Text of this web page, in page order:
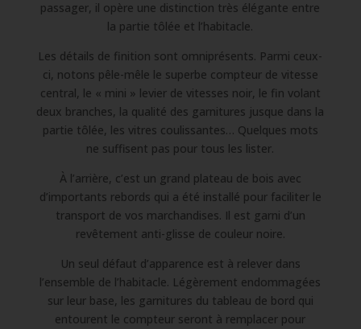
passager, il opère une distinction très élégante entre
la partie tôlée et l’habitacle.
Les détails de finition sont omniprésents. Parmi ceux-
ci, notons pêle-mêle le superbe compteur de vitesse
central, le « mini » levier de vitesses noir, le fin volant
deux branches, la qualité des garnitures jusque dans la
partie tôlée, les vitres coulissantes… Quelques mots
ne suffisent pas pour tous les lister.
À l’arrière, c’est un grand plateau de bois avec
d’importants rebords qui a été installé pour faciliter le
transport de vos marchandises. Il est garni d’un
revêtement anti-glisse de couleur noire.
Un seul défaut d’apparence est à relever dans
l’ensemble de l’habitacle. Légèrement endommagées
sur leur base, les garnitures du tableau de bord qui
entourent le compteur seront à remplacer pour